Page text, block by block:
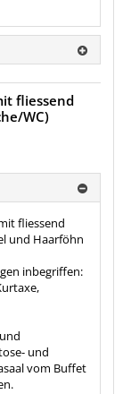
fliessend
WC)
fliessend
und Haarföhn
inbegriffen:
und
vom Buffet